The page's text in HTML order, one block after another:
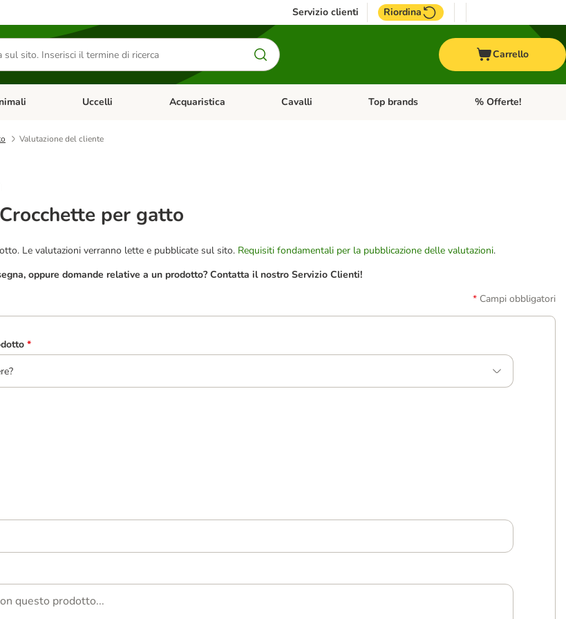
Servizio clienti Riordina
Carrello
Diete e antiparassitari
Apri Menu Categoria: Piccoli animali
Uccelli Apri Menu Categoria: Uccelli
Acquaristica Apri Menu Categoria: Acquaristica
Cavalli Apri Menu Categoria: Cavalli
Top brands Apri Menu Categoria:
% Offerte!
Valutazione del cliente
per gatto
Le valutazioni verranno lette e pubblicate sul sito. Requisiti fondamentali per la pubblicazione delle valutazioni.
oppure domande relative a un prodotto? Contatta il nostro Servizio Clienti!
Campi obbligatori
*